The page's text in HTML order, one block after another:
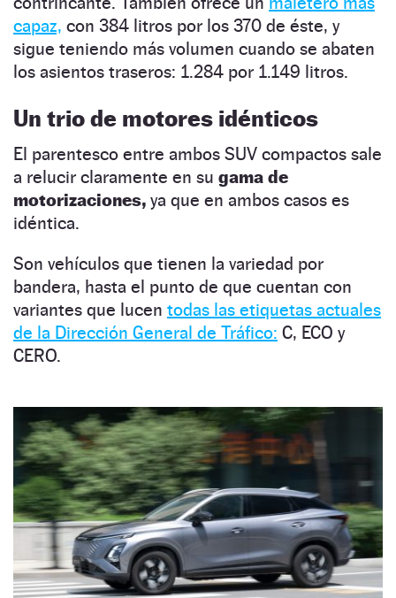
capaz, con 384 litros por los 370 de éste, y
sigue teniendo más volumen cuando se abaten
los asientos traseros: 1.284 por 1.149 litros.
Un trio de motores idénticos
El parentesco entre ambos SUV compactos sale
a relucir claramente en su gama de
motorizaciones, ya que en ambos casos es
idéntica.
Son vehículos que tienen la variedad por
bandera, hasta el punto de que cuentan con
variantes que lucen todas las etiquetas actuales
de la Dirección General de Tráfico: C, ECO y
CERO.